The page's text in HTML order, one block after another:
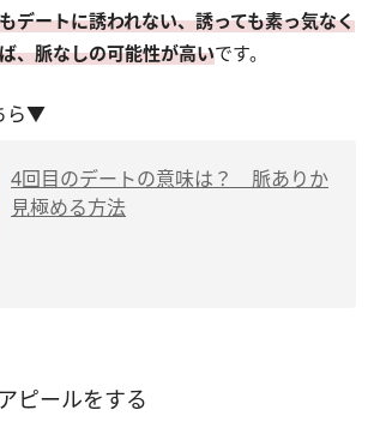
デートに誘われない、誘っても素っ気なく
、脈なしの可能性が高いです。
ら▼
4回目のデートの意味は？ 脈ありか
見極める方法
ピールをする